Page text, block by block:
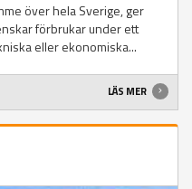
över hela Sverige, ger
förbrukar under ett
eller ekonomiska...
LÄS MER